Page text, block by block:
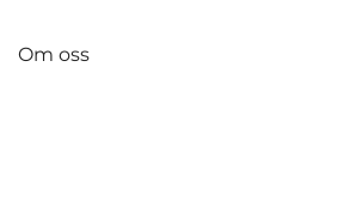
Om oss